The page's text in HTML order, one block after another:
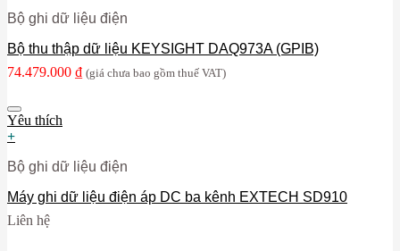
Bộ ghi dữ liệu điện
Bộ thu thập dữ liệu KEYSIGHT DAQ973A (GPIB)
74.479.000 ₫ (giá chưa bao gồm thuế VAT)
Yêu thích
+
Bộ ghi dữ liệu điện
Máy ghi dữ liệu điện áp DC ba kênh EXTECH SD910
Liên hệ